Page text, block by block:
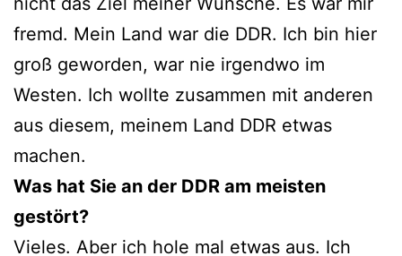
fremd. Mein Land war die DDR. Ich bin hier
groß geworden, war nie irgendwo im
Westen. Ich wollte zusammen mit anderen
aus diesem, meinem Land DDR etwas
machen.
Was hat Sie an der DDR am meisten
gestört?
Vieles. Aber ich hole mal etwas aus. Ich